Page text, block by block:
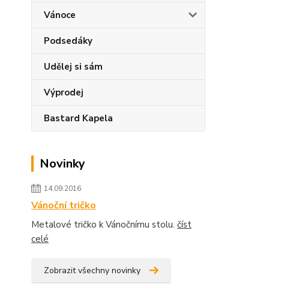
Vánoce
Podsedáky
Udělej si sám
Výprodej
Bastard Kapela
Novinky
14.09.2016
Vánoční tričko
Metalové tričko k Vánočnímu stolu. číst
celé
Zobrazit všechny novinky